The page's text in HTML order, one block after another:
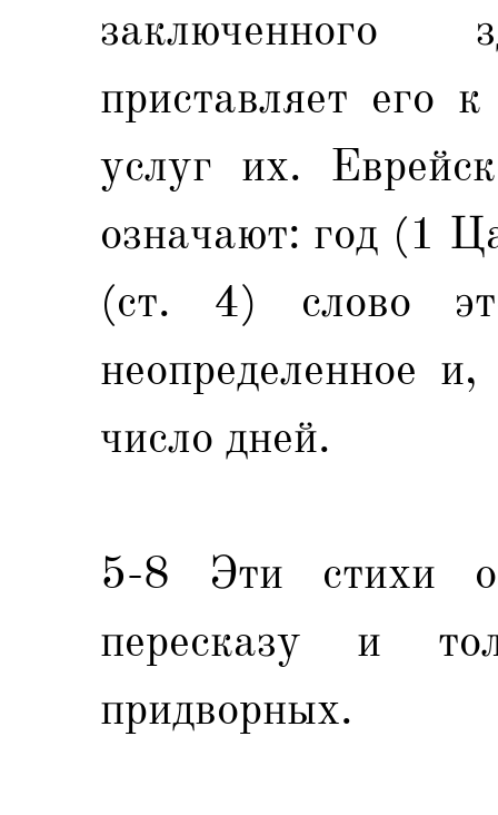
приставляет его
услуг их.
означают: год (1
(ст. 4) слово
неопределенное
число дней.
5-8 Эти стихи
пересказу и
придворных.